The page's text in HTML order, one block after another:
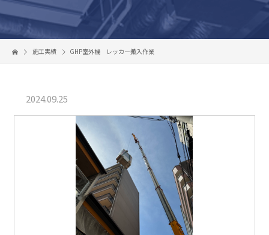
施工実績 GHP室外機 レッカー搬入作業
2024.09.25